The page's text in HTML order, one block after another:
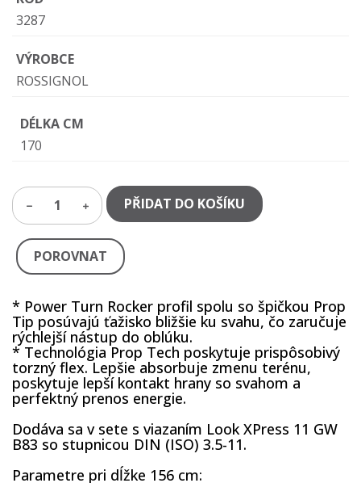
3287
VÝROBCE
ROSSIGNOL
DÉLKA CM
170
1 PŘIDAT DO KOŠÍKU
POROVNAT
* Power Turn Rocker profil spolu so špičkou Prop
Tip posúvajú ťažisko bližšie ku svahu, čo zaručuje
rýchlejší nástup do oblúku.
* Technológia Prop Tech poskytuje prispôsobivý
torzný flex. Lepšie absorbuje zmenu terénu,
poskytuje lepší kontakt hrany so svahom a
perfektný prenos energie.
Dodáva sa v sete s viazaním Look XPress 11 GW
B83 so stupnicou DIN (ISO) 3.5-11.
Parametre pri dĺžke 156 cm: